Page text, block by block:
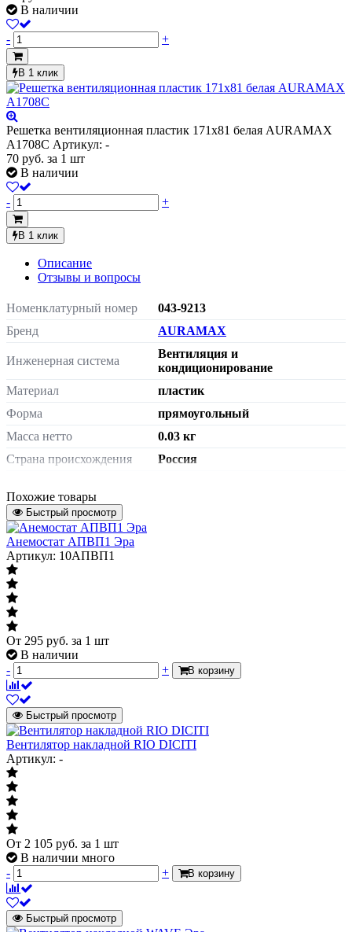
В наличии
- +
В 1 клик
Решетка вентиляционная пластик 171х81 белая AURAMAX
A1708C Артикул: -
70 руб. за 1 шт
В наличии
- +
В 1 клик
Описание
Отзывы и вопросы
Номенклатурный номер
043-9213
Бренд
AURAMAX
Инженерная система
Вентиляция и
кондиционирование
Материал
пластик
Форма
прямоугольный
Масса нетто
0.03 кг
Страна происхождения
Россия
Размер
Артикул
Цвет
Похожие товары
Быстрый просмотр
Анемостат АПВП1 Эра
Артикул: 10АПВП1
От 295 руб. за 1 шт
В наличии
-
+ В корзину
Быстрый просмотр
Вентилятор накладной RIO DICITI
Артикул: -
От 2 105 руб. за 1 шт
В наличии много
-
+ В корзину
Быстрый просмотр